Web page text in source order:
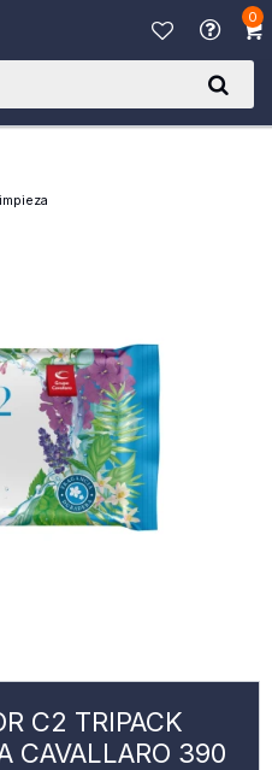
0
C2 TRIPACK
CAVALLARO 390